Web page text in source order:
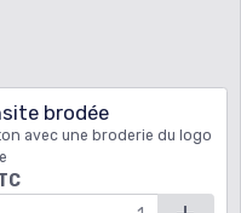
brodée
avec une broderie du logo